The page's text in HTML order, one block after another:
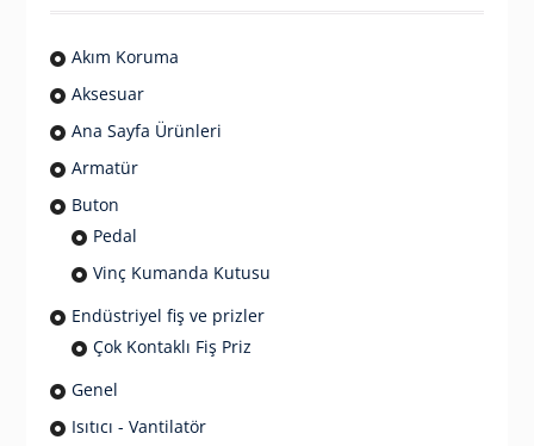
Akım Koruma
Aksesuar
Ana Sayfa Ürünleri
Armatür
Buton
Pedal
Vinç Kumanda Kutusu
Endüstriyel fiş ve prizler
Çok Kontaklı Fiş Priz
Genel
Isıtıcı - Vantilatör